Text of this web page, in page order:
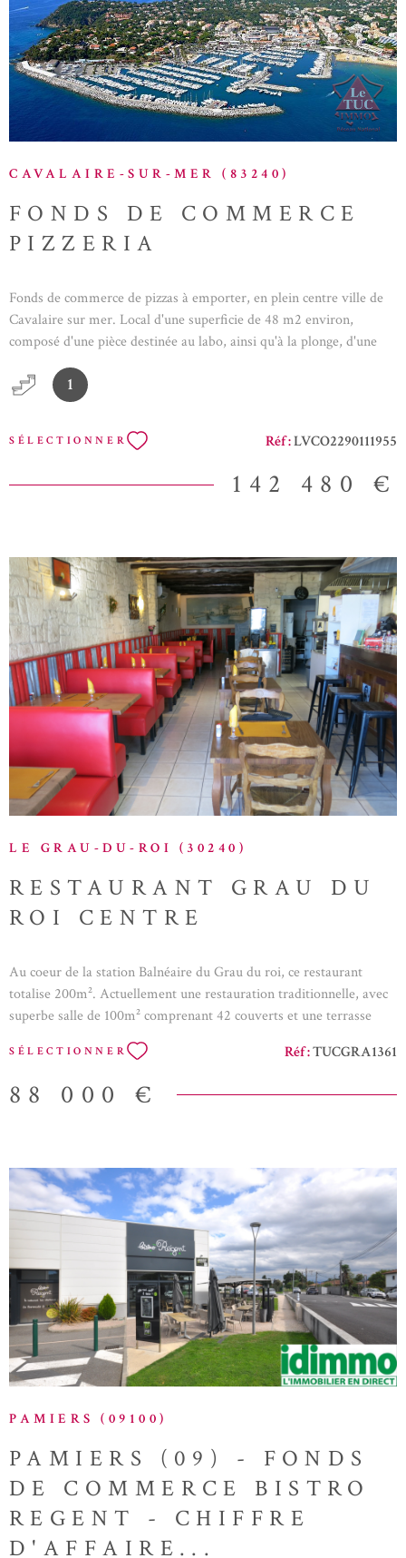
CAVALAIRE-SUR-MER (83240)
FONDS DE COMMERCE
PIZZERIA
Fonds de commerce de pizzas à emporter, en plein centre ville de
Cavalaire sur mer. Local d'une superficie de 48 m2 environ,
composé d'une pièce destinée au labo, ainsi qu'à la plonge, d'une
pièce pour la cuisson, d'un bureau avec sanitaires et d'un local de
stockage.Une terrasse de 40 m2 environ, permet l'installation de
tables et chaises pour la consomation sur place. affaire à
développer. Renseignements et consultation des bilans sur
demande. Possibilité d'acquisition des murs.
1
SÉLECTIONNER Réf :LVCO2290111955
142 480 €
VOIR LE BIEN
LE GRAU-DU-ROI (30240)
RESTAURANT GRAU DU
ROI CENTRE
Au coeur de la station Balnéaire du Grau du roi, ce restaurant
totalise 200m². Actuellement une restauration traditionnelle, avec
superbe salle de 100m² comprenant 42 couverts et une terrasse
pouvant accueillir 8 couverts. Un second espace à l'étage de 100m²
avec une cuisine bien équipée avec notamment un four à pizza
Beau Potentiel ! Contactez nous pour plus amples informatios au
SÉLECTIONNER Réf :TUCGRA1361
88 000 €
VOIR LE BIEN
PAMIERS (09100)
PAMIERS (09) - FONDS
DE COMMERCE BISTRO
REGENT - CHIFFRE
D'AFFAIRE...
VOIR LE BIEN